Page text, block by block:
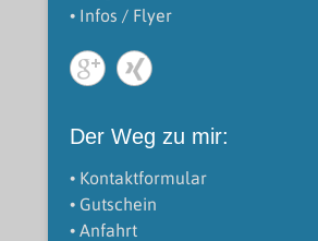
• Infos / Flyer
Der Weg zu mir:
• Kontaktformular
• Gutschein
• Anfahrt